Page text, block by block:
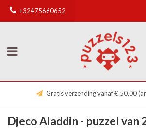
+32475660652
Gratis verzending vanaf € 50,00
Djeco Aladdin - puzzel van